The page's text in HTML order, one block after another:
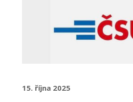
15. října 2025